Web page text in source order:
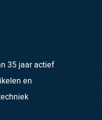
35 jaar actief
en